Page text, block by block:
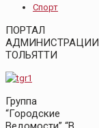
Спорт
ПОРТАЛ
АДМИНИСТРАЦИИ
ТОЛЬЯТТИ
Группа
“Городские